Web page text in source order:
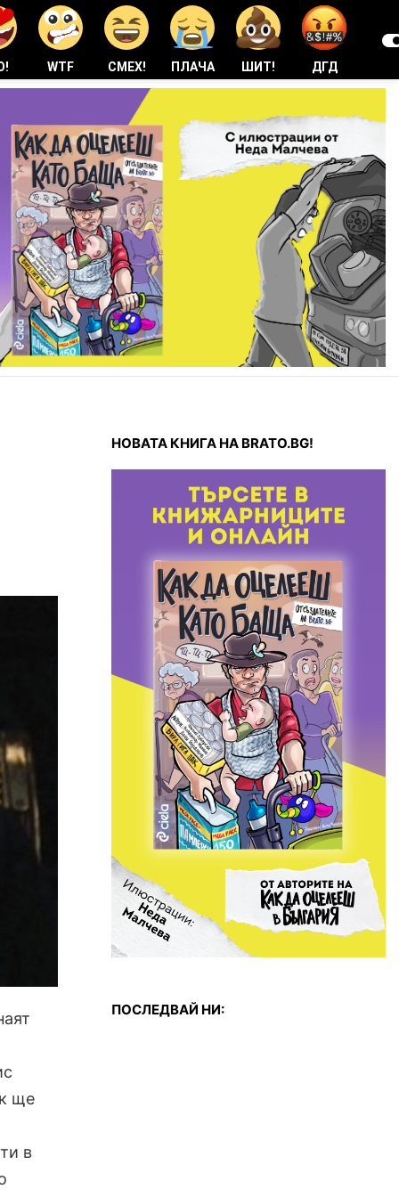
WTF СМЕХ! ПЛАЧА ШИТ! ДГД
ще
в
НОВАТА КНИГА НА BRATO.BG!
ПОСЛЕДВАЙ НИ: